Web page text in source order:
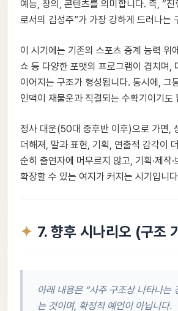
예능, 창의, 콘텐츠를 의미합니다. 즉, “
로서의 김성주”가 가장 강하게 드러나는
이 시기에는 기존의 스포츠 중계 능력 위
쇼 등 다양한 포맷의 프로그램이 겹치며,
이어지는 구조가 형성됩니다. 동시에, 그
인맥이 재물운과 직결되는 수확기이기도
정사 대운(50대 중후반 이후)으로 가면,
더해져, 말과 표현, 기획, 연출적 감각이
순히 출연자에 머무르지 않고, 기획·제작
확장할 수 있는 여지가 커지는 시기입니
7. 향후 시나리오 (구조
아래 내용은 “사주 구조상 나타나는
는 것이며, 확정적 예언이 아닙니다.